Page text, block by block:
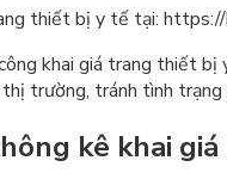
thiết bị y tế tại: https://
khai giá trang thiết
thị trường, tránh tình
kê khai